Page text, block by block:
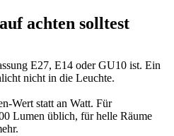
achten solltest
E27, E14 oder GU10 ist. Ein
nicht in die Leuchte.
Wert statt an Watt. Für
Lumen üblich, für helle Räume